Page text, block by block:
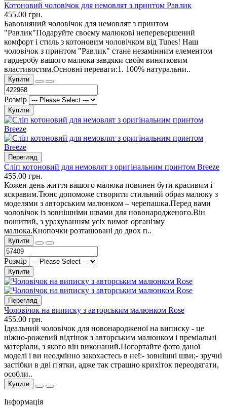
Котоновий чоловічок для немовлят з принтом Равлик
455.00 грн.
Бавовняний чоловічок для немовлят з принтом
"Равлик"Подаруйте своєму малюкові неперевершений
комфорт і стиль з котоновим чоловічком від Tunes! Наш
чоловічок з принтом "Равлик" стане незамінним елементом
гардеробу вашого малюка завдяки своїм винятковим
властивостям.Основні переваги:1. 100% натуральни..
Купити
Розмір
Купити
Перегляд
Сліп котоновий для немовлят з оригінальним принтом Breeze
455.00 грн.
Кожен день життя вашого малюка повинен бути красивим і
яскравим.Тюнс допоможе створити стильний образ малюку з
моделями з авторським малюнком – черепашка.Перед вами
чоловічок із зовнішніми швами для новонародженого.Він
пошитий, з урахуванням усіх вимог організму
малюка.Кнопочки розташовані до двох п..
Купити
Розмір
Купити
Перегляд
Чоловічок на виписку з авторським малюнком Rose
455.00 грн.
Ідеальний чоловічок для новонародженої на виписку - це
ніжно-рожевий відтінок з авторським малюнком і преміальні
матеріали, з якого він виконаний.Погортайте фото даної
моделі і ви неодмінно закохаєтесь в неї:- зовнішні шви;- зручні
застібки в дві п'ятки, адже так страшно крихіток переодягати,
особли..
Купити
Інформація